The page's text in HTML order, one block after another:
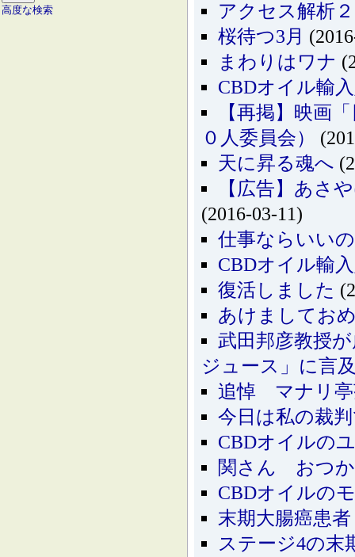
高度な検索
アクセス解析
桜待つ3月
まわりはワナ
CBDオイル輸
【再掲】映画
０人委員会）
天に昇る魂へ
【広告】あさ
(2016-03-11)
仕事ならいい
CBDオイル輸
復活しました
あけましてお
武田邦彦教授
ジュース」に言
追悼 マナリ亭
今日は私の裁
CBDオイルの
関さん おつ
CBDオイルの
末期大腸癌患
ステージ4の末